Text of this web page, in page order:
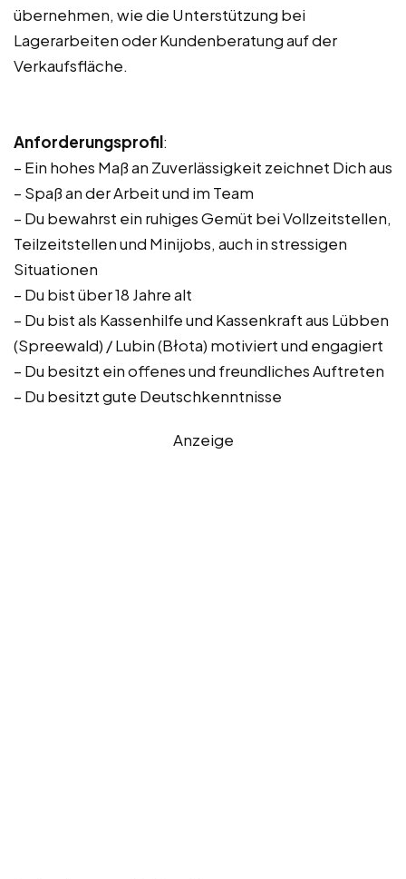
übernehmen, wie die Unterstützung bei
Lagerarbeiten oder Kundenberatung auf der
Verkaufsfläche.
Anforderungsprofil:
– Ein hohes Maß an Zuverlässigkeit zeichnet Dich aus
– Spaß an der Arbeit und im Team
– Du bewahrst ein ruhiges Gemüt bei Vollzeitstellen,
Teilzeitstellen und Minijobs, auch in stressigen
Situationen
– Du bist über 18 Jahre alt
– Du bist als Kassenhilfe und Kassenkraft aus Lübben
(Spreewald) / Lubin (Błota) motiviert und engagiert
– Du besitzt ein offenes und freundliches Auftreten
– Du besitzt gute Deutschkenntnisse
Anzeige